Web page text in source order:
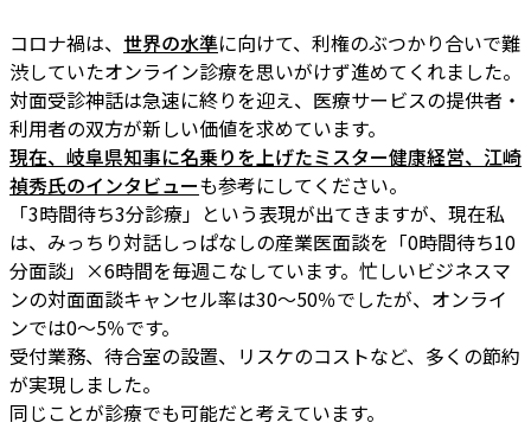
コロナ禍は、 世界の水準に向けて、利権のぶつかり合いで難
渋していたオンライン診療を思いがけず進めてくれました。
対面受診神話は急速に終りを迎え、医療サービスの提供者・
利用者の双方が新しい価値を求めています。
現在、岐阜県知事に名乗りを上げたミスター健康経営、江崎
禎秀氏のインタビューも参考にしてください。
「3時間待ち3分診療」という表現が出てきますが、現在私
は、みっちり対話しっぱなしの産業医面談を「0時間待ち10
分面談」×6時間を毎週こなしています。忙しいビジネスマ
ンの対面面談キャンセル率は30～50％でしたが、オンライ
ンでは0～5％です。
受付業務、待合室の設置、リスケのコストなど、多くの節約
が実現しました。
同じことが診療でも可能だと考えています。